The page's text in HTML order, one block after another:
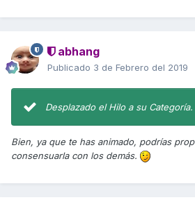
abhang
Publicado 3 de Febrero del 2019
Desplazado el Hilo a su Categoría.
Bien, ya que te has animado, podrías
consensuarla con los demás.